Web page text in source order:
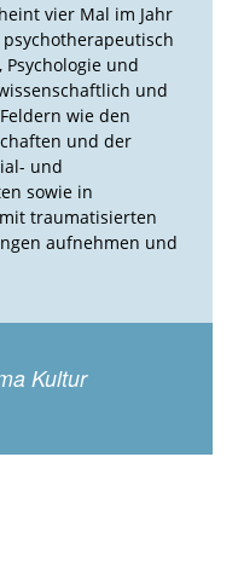
vier Mal im Jahr
und
und
wie den
und der
und
sowie in
traumatisierten
aufnehmen und
Kultur